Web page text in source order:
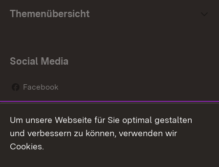
Themenübersicht
Social Media
Facebook
Social Wall
Youtube
Um unsere Webseite für Sie optimal gestalten
und verbessern zu können, verwenden wir
Cookies.